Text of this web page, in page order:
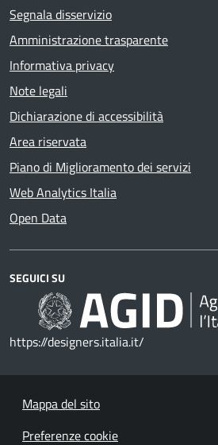
Segnala disservizio
Amministrazione trasparente
Informativa privacy
Note legali
Dichiarazione di accessibilità
Area riservata
Piano di Miglioramento dei servizi
Web Analytics Italia
Open Data
SEGUICI SU
https://designers.italia.it/
Mappa del sito
Preferenze cookie